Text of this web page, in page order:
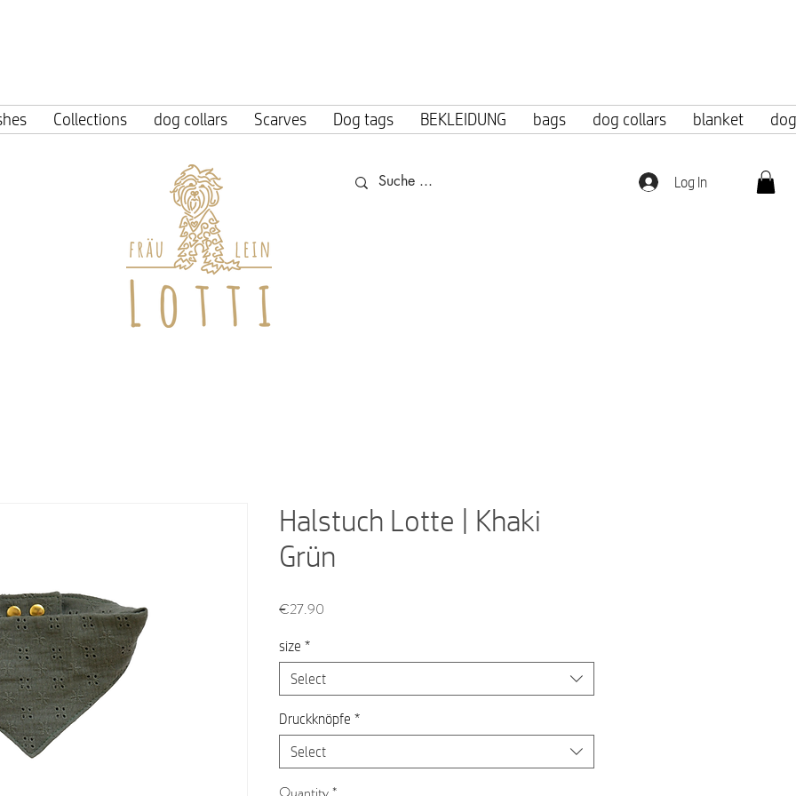
Collections dog collars Scarves Dog tags BEKLEIDUNG bags dog collars blanket
Log In
Halstuch Lotte | Khaki
Grün
€27.90
size *
Select
Druckknöpfe *
Select